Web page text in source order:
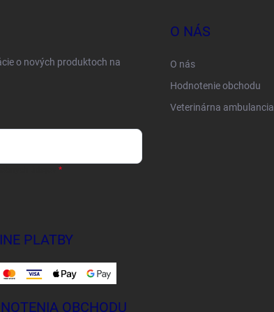
o nových produktoch na
O NÁS
O nás
Hodnotenie obchodu
Veterinárna ambulancia
PLATBY
OBCHODU